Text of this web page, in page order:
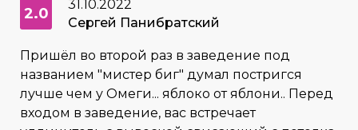
2.0
31.10.2022
Сергей Панибратский
Пришёл во второй раз в заведение под
названием "мистер биг" думал постригся
лучше чем у Омеги... яблоко от яблони.. Перед
входом в заведение, вас встречает